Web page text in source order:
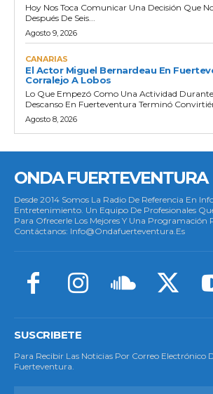
Hoy Nos Toca Comunicar Una Decisión Que
Después De Seis...
Agosto 9, 2026
CANARIAS
El Actor Miguel Bernardeau En
Corralejo A Lobos
Lo Que Empezó Como Una Actividad
Descanso En Fuerteventura Terminó
Agosto 8, 2026
ONDA FUERTEVENTURA
Desde 2014 Somos La Radio De Referencia En
Entretenimiento. Un Equipo De Profesionales
Para Ofrecerle Los Mejores Y Una Programación
Contáctanos: Info@ondafuerteventura.es
SUSCRIBETE
Para Recibir Las Noticias Por Correo Electrónico
Fuerteventura.